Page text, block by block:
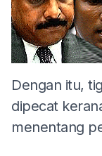
Dengan itu,
dipecat
menentang